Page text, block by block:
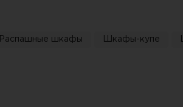
Распашные шкафы Шкафы-купе